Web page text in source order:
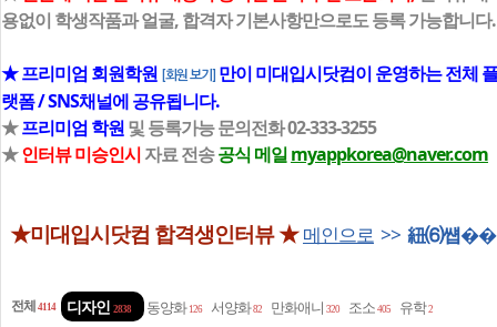
용없이 학생작품과 얼굴, 합격자 기본사항만으로도 등록 가능합니다.
★ 프리미엄 회원학원 [회원 보기] 만이 미대입시닷컴이 운영하는 전체 플
랫폼 / SNS채널에 공유됩니다.
★프리미엄 학원및 등록가능 문의전화 02-333-3255
★인터뷰 미승인시자료 전송공식 메일myappkorea@naver.com
★미대입시닷컴 합격생인터뷰 ★메인으로 >> 紐⑹썝��
전체 4114 디자인 2838 동양화 126 서양화82 만화애니 320 조소 405 유학2